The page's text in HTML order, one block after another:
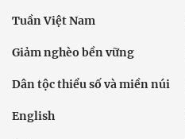
Tuần Việt Nam
Giảm nghèo bền vững
Dân tộc thiểu số và miền núi
English